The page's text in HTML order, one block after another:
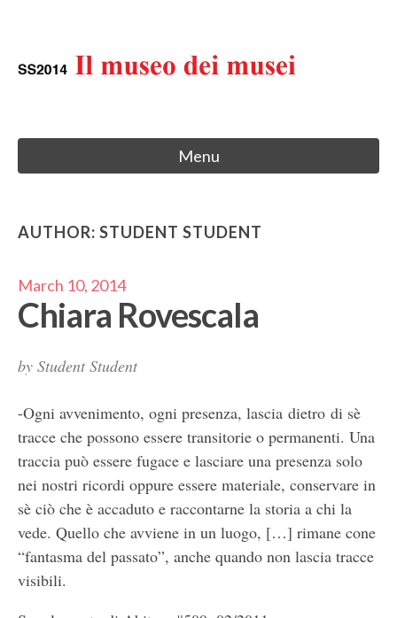
content
Il museo dei musei
Menu
AUTHOR: STUDENT STUDENT
March 10, 2014
Chiara Rovescala
by Student Student
-Ogni avvenimento, ogni presenza, lascia dietro di sè
tracce che possono essere transitorie o permanenti. Una
traccia può essere fugace e lasciare una presenza solo
nei nostri ricordi oppure essere materiale, conservare in
sè ciò che è accaduto e raccontarne la storia a chi la
vede. Quello che avviene in un luogo, […] rimane cone
“fantasma del passato”, anche quando non lascia tracce
visibili.